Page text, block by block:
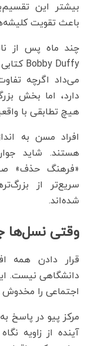
بیشتر این
باعث تقویت
چند ماه پس از
می‌داد اگرچه
دارد، اما بخش
هیچ تطابقی با
افراد مسن به
هستند. شاید
«فرهنگ حذف»
سریع‌تر از
شده‌اند.
وقتی نسل‌ها
قرار دادن همه
دانشگاهی نیست.
اجتماعی را
آینده از زاویه